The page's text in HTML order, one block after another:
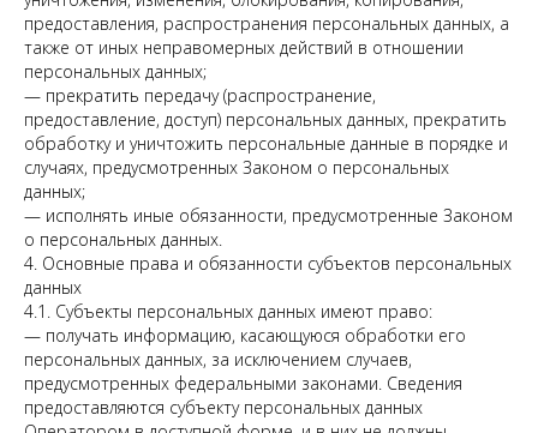
предоставления, распространения персональных данных, а
также от иных неправомерных действий в отношении
персональных данных;
— прекратить передачу (распространение,
предоставление, доступ) персональных данных, прекратить
обработку и уничтожить персональные данные в порядке и
случаях, предусмотренных Законом о персональных
данных;
— исполнять иные обязанности, предусмотренные Законом
о персональных данных.
4. Основные права и обязанности субъектов персональных
данных
4.1. Субъекты персональных данных имеют право:
— получать информацию, касающуюся обработки его
персональных данных, за исключением случаев,
предусмотренных федеральными законами. Сведения
предоставляются субъекту персональных данных